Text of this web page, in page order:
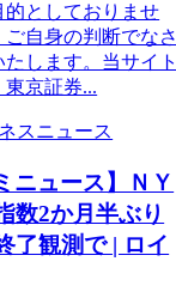
的としておりませ
自身の判断でなさ
します。当サイト
京証券...
スニュース
ニュース】ＮＹ
数2か月半ぶり
了観測で | ロイ